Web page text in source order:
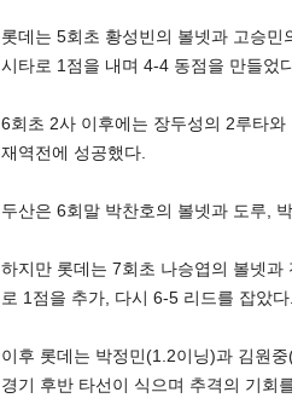
롯데는 5회초 황성빈의 볼넷과 고승
시타로 1점을 내며 4-4 동점을 만들었
6회초 2사 이후에는 장두성의 2루타
재역전에 성공했다.
두산은 6회말 박찬호의 볼넷과 도루,
하지만 롯데는 7회초 나승엽의 볼넷
로 1점을 추가, 다시 6-5 리드를 잡았
이후 롯데는 박정민(1.2이닝)과 김원
경기 후반 타선이 식으며 추격의 기회